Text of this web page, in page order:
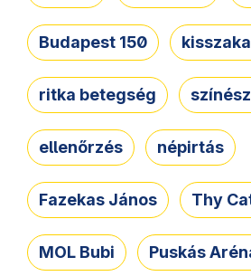
Budapest 150
ritka betegség
ellenőrzés népirtás
Fazekas János Thy
MOL Bubi Puskás